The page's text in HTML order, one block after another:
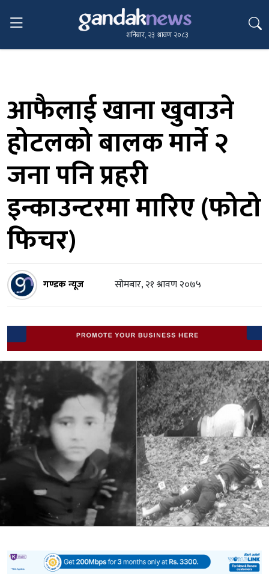
शनिबार, २३ श्रावण २०८३
आफैलाई खाना खुवाउने
होटलको बालक मार्ने २
जना पनि प्रहरी
इन्काउन्टरमा मारिए (फोटो
फिचर)
गण्डक न्यूज सोमबार, २१ श्रावण २०७५